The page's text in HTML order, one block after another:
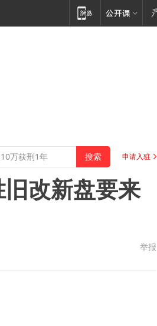
申请入驻
改新盘要来
举报